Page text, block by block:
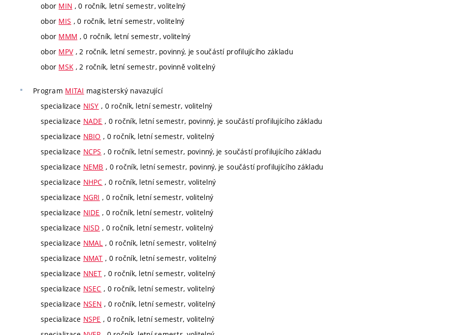
obor MIN , 0 ročník, letní semestr, volitelný
obor MIS , 0 ročník, letní semestr, volitelný
obor MMM , 0 ročník, letní semestr, volitelný
obor MPV , 2 ročník, letní semestr, povinný, je součástí profilujícího základu
obor MSK , 2 ročník, letní semestr, povinně volitelný
Program MITAI magisterský navazující
specializace NISY , 0 ročník, letní semestr, volitelný
specializace NADE , 0 ročník, letní semestr, povinný, je součástí profilujícího základu
specializace NBIO , 0 ročník, letní semestr, volitelný
specializace NCPS , 0 ročník, letní semestr, povinný, je součástí profilujícího základu
specializace NEMB , 0 ročník, letní semestr, povinný, je součástí profilujícího základu
specializace NHPC , 0 ročník, letní semestr, volitelný
specializace NGRI , 0 ročník, letní semestr, volitelný
specializace NIDE , 0 ročník, letní semestr, volitelný
specializace NISD , 0 ročník, letní semestr, volitelný
specializace NMAL , 0 ročník, letní semestr, volitelný
specializace NMAT , 0 ročník, letní semestr, volitelný
specializace NNET , 0 ročník, letní semestr, volitelný
specializace NSEC , 0 ročník, letní semestr, volitelný
specializace NSEN , 0 ročník, letní semestr, volitelný
specializace NSPE , 0 ročník, letní semestr, volitelný